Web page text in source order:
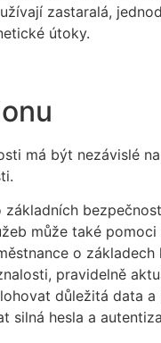
zastaralá,
útoky.
má být nezávislé
základních
může také
o
pravidelně
důležitá data
silná hesla a